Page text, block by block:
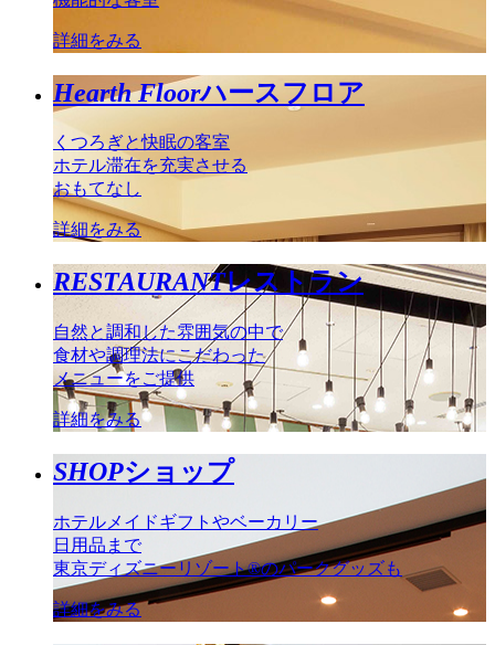
詳細をみる
Hearth Floorハースフロア
くつろぎと快眠の客室
ホテル滞在を充実させる
おもてなし
詳細をみる
RESTAURANTレストラン
自然と調和した雰囲気の中で
食材や調理法にこだわった
メニューをご提供
詳細をみる
SHOPショップ
ホテルメイドギフトやベーカリー
日用品まで
東京ディズニーリゾート®のパークグッズも
詳細をみる